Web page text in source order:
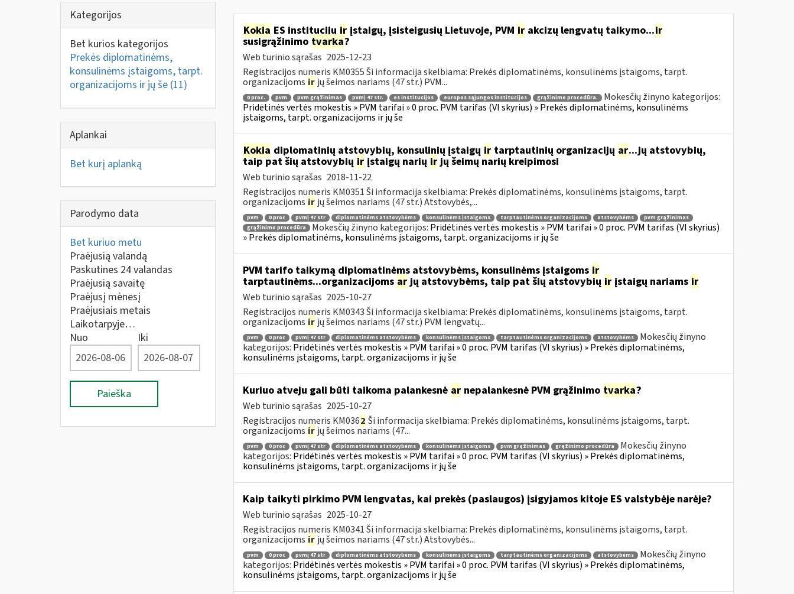
Kategorijos
Bet kurios kategorijos
Prekės diplomatinėms,
konsulinėms įstaigoms, tarpt.
organizacijoms ir jų še (11)
Aplankai
Bet kurį aplanką
Parodymo data
Bet kuriuo metu
Praėjusią valandą
Paskutines 24 valandas
Praėjusią savaitę
Praėjusį mėnesį
Praėjusiais metais
Laikotarpyje…
Nuo
Iki
Paieška
Kokia ES institucijųirįstaigų, įsisteigusių Lietuvoje, PVM irakcizų lengvatų taikymo...ir
susigrąžinimo tvarka?
Web turinio sąrašas 2025-12-23
Registracijos numeris KM0355 Ši informacija skelbiama: Prekės diplomatinėms, konsulinėms įstaigoms, tarpt.
organizacijoms ir jų šeimos nariams (47 str.) PVM...
0 proc. pvm pvm grąžinimas pvmį 47 str. es institucijos europos sąjungos institucijos grąžinimo procedūra.
Mokesčių žinyno kategorijos:
Pridėtinės vertės mokestis » PVM tarifai » 0 proc. PVM tarifas (VI skyrius) » Prekės diplomatinėms, konsulinėms
įstaigoms, tarpt. organizacijoms ir jų še
Kokia diplomatinių atstovybių, konsulinių įstaigų irtarptautinių organizacijų ar...jų atstovybių,
taip pat šių atstovybių irįstaigų narių irjų šeimų narių kreipimosi
Web turinio sąrašas 2018-11-22
Registracijos numeris KM0351 Ši informacija skelbiama: Prekės diplomatinėms, konsulinėms įstaigoms, tarpt.
organizacijoms ir jų šeimos nariams (47 str.) Atstovybės,...
pvm 0 proc pvmį 47 str diplomatinėms atstovybėms konsulinėms įstaigoms tarptautinėms organizacijoms atstovybėms
pvm grąžinimas
grąžinimo procedūra
Mokesčių žinyno kategorijos: Pridėtinės vertės mokestis » PVM tarifai » 0 proc. PVM tarifas (VI skyrius)
» Prekės diplomatinėms, konsulinėms įstaigoms, tarpt. organizacijoms ir jų še
PVM tarifo taikymą diplomatinėms atstovybėms, konsulinėms įstaigoms ir
tarptautinėms...organizacijoms arjų atstovybėms, taip pat šių atstovybių irįstaigų nariams ir
Web turinio sąrašas 2025-10-27
Registracijos numeris KM0343 Ši informacija skelbiama: Prekės diplomatinėms, konsulinėms įstaigoms, tarpt.
organizacijoms ir jų šeimos nariams (47 str.) PVM lengvatų...
pvm 0 proc pvmį 47 str diplomatinėms atstovybėms konsulinėms įstaigoms tarptautinėms organizacijoms atstovybėms
Mokesčių žinyno
kategorijos: Pridėtinės vertės mokestis » PVM tarifai » 0 proc. PVM tarifas (VI skyrius) » Prekės diplomatinėms,
konsulinėms įstaigoms, tarpt. organizacijoms ir jų še
Kuriuo atveju gali būti taikoma palankesnė arnepalankesnė PVM grąžinimo tvarka?
Web turinio sąrašas 2025-10-27
Registracijos numeris KM0362 Ši informacija skelbiama: Prekės diplomatinėms, konsulinėms įstaigoms, tarpt.
organizacijoms ir jų šeimos nariams (47...
pvm 0 proc pvmį 47 str diplomatinėms atstovybėms konsulinėms įstaigoms pvm grąžinimas grąžinimo procedūra
Mokesčių žinyno
kategorijos: Pridėtinės vertės mokestis » PVM tarifai » 0 proc. PVM tarifas (VI skyrius) » Prekės diplomatinėms,
konsulinėms įstaigoms, tarpt. organizacijoms ir jų še
Kaip taikyti pirkimo PVM lengvatas, kai prekės (paslaugos) įsigyjamos kitoje ES valstybėje narėje?
Web turinio sąrašas 2025-10-27
Registracijos numeris KM0341 Ši informacija skelbiama: Prekės diplomatinėms, konsulinėms įstaigoms, tarpt.
organizacijoms ir jų šeimos nariams (47 str.) Atstovybės...
pvm 0 proc pvmį 47 str diplomatinėms atstovybėms konsulinėms įstaigoms tarptautinėms organizacijoms atstovybėms
Mokesčių žinyno
kategorijos: Pridėtinės vertės mokestis » PVM tarifai » 0 proc. PVM tarifas (VI skyrius) » Prekės diplomatinėms,
konsulinėms įstaigoms, tarpt. organizacijoms ir jų še